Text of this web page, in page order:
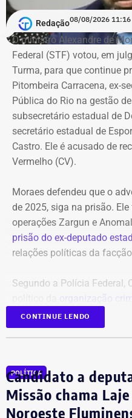
Investigado em
Vitor Hugo também é alvo
julho, a Delegacia de
Zona Sul instaurou um
Ministério Público do Rio
apontava um possível
17 anos durante o pré-
A investigação está em
que ocorreria na sexta-
próxima quinta-feira (13).
Com informações do portal
Redação08/08/2026 11:16
O ministro Alexandre de
Federal (STF) votou, em
Turma, para que continue
Pitombeira Carracena, ex-
Pública do Rio na gestão
subsecretário estadual de
secretário estadual de
Castro. Ele é acusado de
Vermelho (CV).
Moraes defendeu que o
de 2025, siga na prisão.
operações Zargun e
prisão do ex-deputado
relações políticas da
Segundo a Polícia Federal,
organização
Vermelhoe repassava
operações policiais em
de Oliveira, o “Índio do
chefes do CV, mantinha
CONTINUE LENDO
POLÍTICA
Candidato a
Missão chama
Noroeste